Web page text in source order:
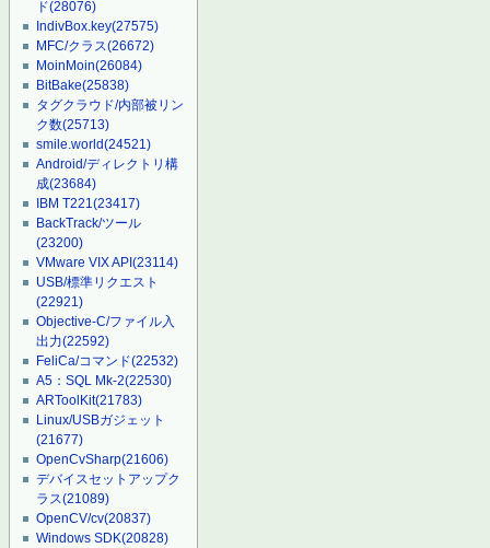
ド(28076)
IndivBox.key(27575)
MFC/クラス(26672)
MoinMoin(26084)
BitBake(25838)
タグクラウド/内部被リン
ク数(25713)
smile.world(24521)
Android/ディレクトリ構
成(23684)
IBM T221(23417)
BackTrack/ツール
(23200)
VMware VIX API(23114)
USB/標準リクエスト
(22921)
Objective-C/ファイル入
出力(22592)
FeliCa/コマンド(22532)
A5：SQL Mk-2(22530)
ARToolKit(21783)
Linux/USBガジェット
(21677)
OpenCvSharp(21606)
デバイスセットアップク
ラス(21089)
OpenCV/cv(20837)
Windows SDK(20828)